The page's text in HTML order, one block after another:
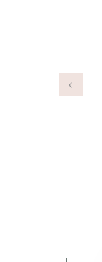
Previous